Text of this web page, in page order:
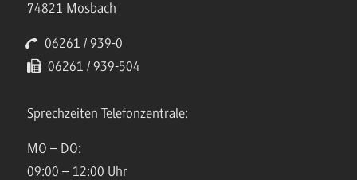
74821 Mosbach
06261 / 939-0
06261 / 939-504
Sprechzeiten Telefonzentrale:
MO – DO:
09:00 – 12:00 Uhr